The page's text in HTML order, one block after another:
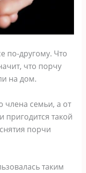
по-другому. Что
что порчу
на дом.
члена семьи, а от
пригодится такой
порчи
таким